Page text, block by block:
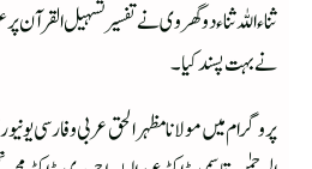
ثناءاللہ ثناء دوگھروی نے تفسیر تسہیل القرآن
نے بہت پسند کیا۔
پروگرام میں مولانا مظہرالحق عربی وفارسی